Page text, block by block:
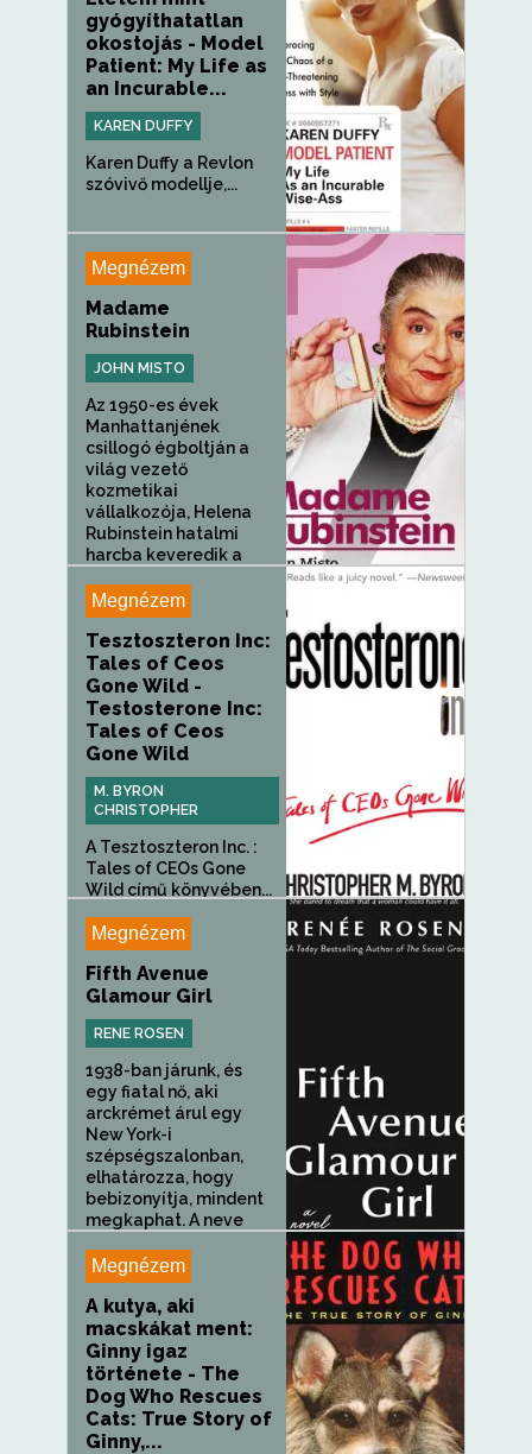
gyógyíthatatlan
okostojás - Model
Patient: My Life as
an Incurable...
KAREN DUFFY
Karen Duffy a Revlon
szóvivő modellje,...
Megnézem
Madame
Rubinstein
JOHN MISTO
Az 1950-es évek
Manhattanjének
csillogó égboltján a
világ vezető
kozmetikai
vállalkozója, Helena
Rubinstein hatalmi
harcba keveredik a
Ardennel és...
Megnézem
Tesztoszteron Inc:
Tales of Ceos
Gone Wild -
Testosterone Inc:
Tales of Ceos
Gone Wild
M. BYRON
CHRISTOPHER
A Tesztoszteron Inc. :
Tales of CEOs Gone
Wild című könyvében...
Megnézem
Fifth Avenue
Glamour Girl
RENE ROSEN
1938-ban járunk, és
egy fiatal nő, aki
arckrémet árul egy
New York-i
szépségszalonban,
elhatározza, hogy
bebizonyítja, mindent
megkaphat. A neve
Megnézem
A kutya, aki
macskákat ment:
Ginny igaz
története - The
Dog Who Rescues
Cats: True Story of
Ginny,...